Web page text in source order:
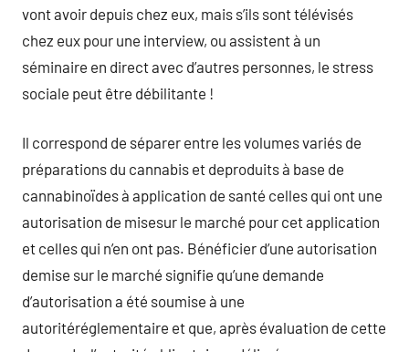
vont avoir depuis chez eux, mais s’ils sont télévisés
chez eux pour une interview, ou assistent à un
séminaire en direct avec d’autres personnes, le stress
sociale peut être débilitante !
Il correspond de séparer entre les volumes variés de
préparations du cannabis et deproduits à base de
cannabinoïdes à application de santé celles qui ont une
autorisation de misesur le marché pour cet application
et celles qui n’en ont pas. Bénéficier d’une autorisation
demise sur le marché signifie qu’une demande
d’autorisation a été soumise à une
autoritéréglementaire et que, après évaluation de cette